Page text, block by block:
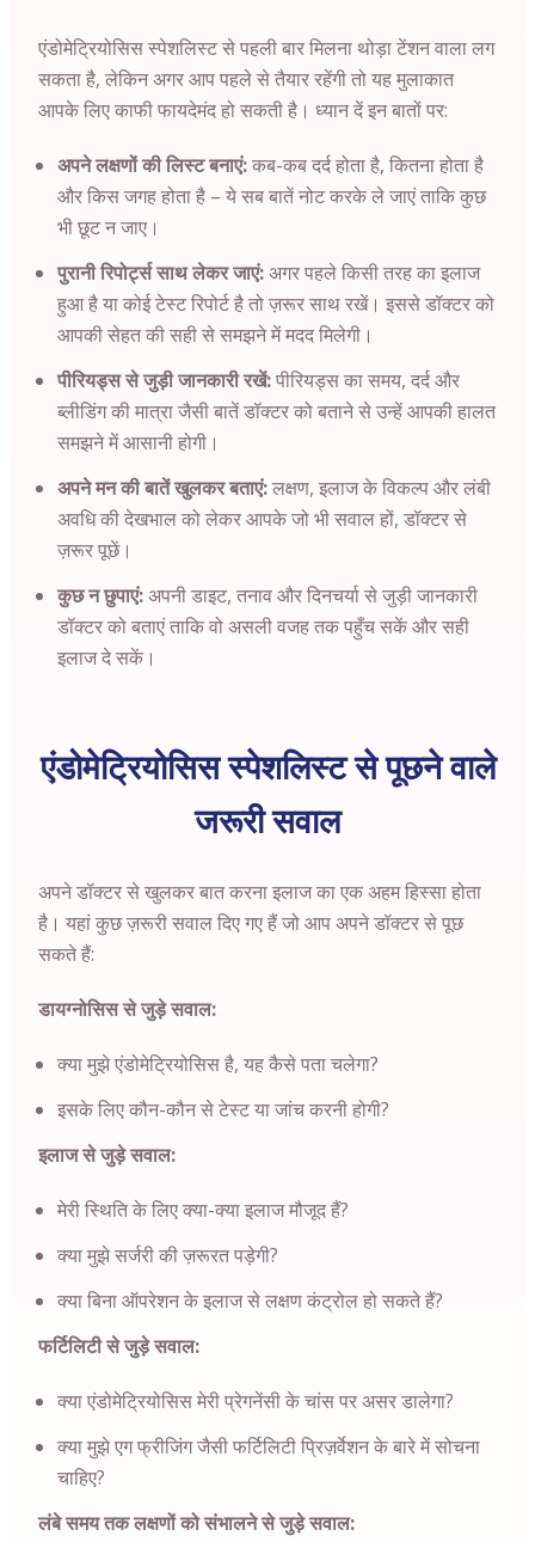
एंडोमेट्रियोसिस स्पेशलिस्ट से पहली बार मिलना थोड़ा टेंशन वाला लग
सकता है, लेकिन अगर आप पहले से तैयार रहेंगी तो यह मुलाकात
आपके लिए काफी फायदेमंद हो सकती है। ध्यान दें इन बातों पर:
अपने लक्षणों की लिस्ट बनाएं:कब-कब दर्द होता है, कितना होता है
और किस जगह होता है – ये सब बातें नोट करके ले जाएं ताकि कुछ
भी छूट न जाए।
पुरानी रिपोर्ट्स साथ लेकर जाएं:अगर पहले किसी तरह का इलाज
हुआ है या कोई टेस्ट रिपोर्ट है तो ज़रूर साथ रखें। इससे डॉक्टर को
आपकी सेहत की सही से समझने में मदद मिलेगी।
पीरियड्स से जुड़ी जानकारी रखें:पीरियड्स का समय, दर्द और
ब्लीडिंग की मात्रा जैसी बातें डॉक्टर को बताने से उन्हें आपकी हालत
समझने में आसानी होगी।
अपने मन की बातें खुलकर बताएं:लक्षण, इलाज के विकल्प और लंबी
अवधि की देखभाल को लेकर आपके जो भी सवाल हों, डॉक्टर से
ज़रूर पूछें।
कुछ न छुपाएं:अपनी डाइट, तनाव और दिनचर्या से जुड़ी जानकारी
डॉक्टर को बताएं ताकि वो असली वजह तक पहुँच सकें और सही
इलाज दे सकें।
एंडोमेट्रियोसिस स्पेशलिस्ट से पूछने वाले
जरूरी सवाल
अपने डॉक्टर से खुलकर बात करना इलाज का एक अहम हिस्सा होता
है। यहां कुछ ज़रूरी सवाल दिए गए हैं जो आप अपने डॉक्टर से पूछ
सकते हैं:
डायग्नोसिस से जुड़े सवाल:
क्या मुझे एंडोमेट्रियोसिस है, यह कैसे पता चलेगा?
इसके लिए कौन-कौन से टेस्ट या जांच करनी होगी?
इलाज से जुड़े सवाल:
मेरी स्थिति के लिए क्या-क्या इलाज मौजूद हैं?
क्या मुझे सर्जरी की ज़रूरत पड़ेगी?
क्या बिना ऑपरेशन के इलाज से लक्षण कंट्रोल हो सकते हैं?
फर्टिलिटी से जुड़े सवाल:
क्या एंडोमेट्रियोसिस मेरी प्रेगनेंसी के चांस पर असर डालेगा?
क्या मुझे एग फ्रीजिंग जैसी फर्टिलिटी प्रिज़र्वेशन के बारे में सोचना
चाहिए?
लंबे समय तक लक्षणों को संभालने से जुड़े सवाल: